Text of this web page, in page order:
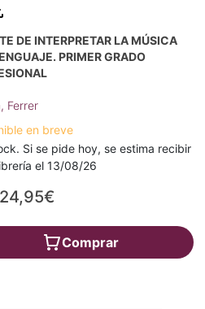
DE INTERPRETAR LA MÚSICA
PRIMER GRADO
Ferrer
en breve
Si se pide hoy, se estima recibir
el 13/08/26
24,95€
Comprar